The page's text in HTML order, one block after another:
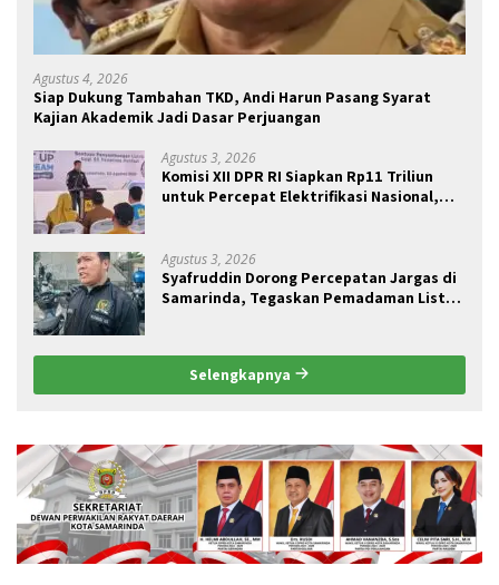
Agustus 4, 2026
Siap Dukung Tambahan TKD, Andi Harun Pasang Syarat
Kajian Akademik Jadi Dasar Perjuangan
Agustus 3, 2026
Komisi XII DPR RI Siapkan Rp11 Triliun
untuk Percepat Elektrifikasi Nasional,
Agustus 3, 2026
Syafruddin Dorong Percepatan Jargas di
Samarinda, Tegaskan Pemadaman Listrik
Selengkapnya